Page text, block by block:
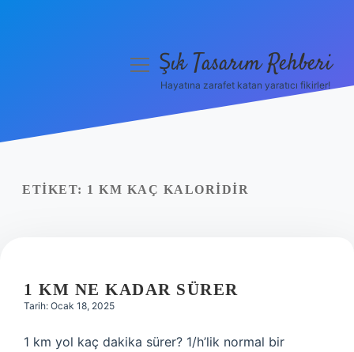
Yasal Uyarı
menüyüŞık Tasarım Rehberi
Hayatına zarafet katan yaratıcı fikirler!
ETIKET: 1 KM KAÇ KALORIDIR
1 KM NE KADAR SÜRER
Tarih: Ocak 18, 2025
1 km yol kaç dakika sürer? 1/h’lik normal bir